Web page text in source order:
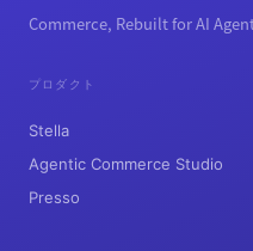
Commerce, Rebuilt for AI
プロダクト
Stella
Agentic Commerce Studio
Presso